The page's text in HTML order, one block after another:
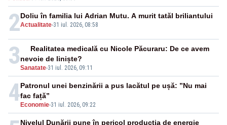
2Actualitate-31 iul. 2026, 08:58
Doliu în familia lui Adrian Mutu. A murit tatăl briliantului
3Sanatate-31 iul. 2026, 09:11
Realitatea medicală cu Nicole Păcuraru: De ce avem
nevoie de liniște?
4 Economie-31 iul. 2026, 09:22
Patronul unei benzinării a pus lacătul pe ușă: ”Nu mai
fac față”
Nivelul Dunării pune în pericol producția de energie